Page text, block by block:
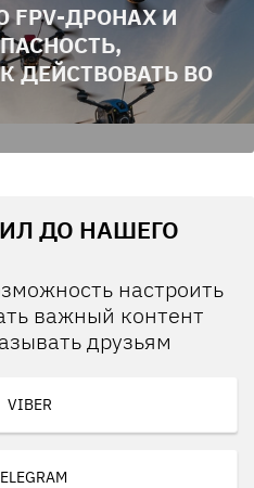
FPV-ДРОНАХ И
ДЕЙСТВОВАТЬ ВО
ДО НАШЕГО
настроить
важный контент
друзьям
VIBER